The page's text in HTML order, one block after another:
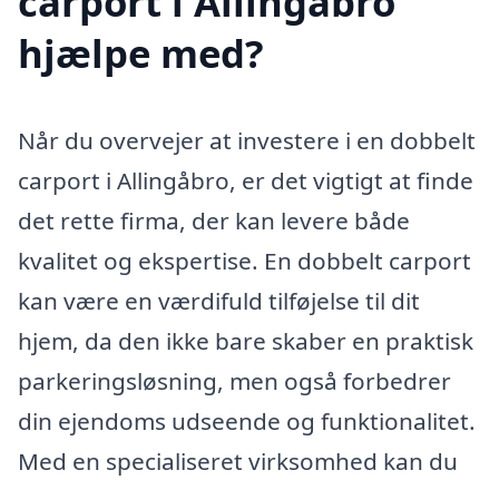
hjælpe med?
Når du overvejer at investere i en dobbelt
carport i Allingåbro, er det vigtigt at finde
det rette firma, der kan levere både
kvalitet og ekspertise. En dobbelt carport
kan være en værdifuld tilføjelse til dit
hjem, da den ikke bare skaber en praktisk
parkeringsløsning, men også forbedrer
din ejendoms udseende og funktionalitet.
Med en specialiseret virksomhed kan du